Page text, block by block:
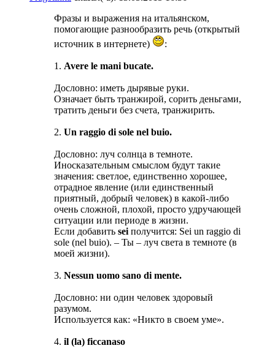
Фразы и выражения на итальянском,
помогающие разнообразить речь (открытый
источник в интернете)
:
1. Avere le mani bucate.
Дословно: иметь дырявые руки.
Означает быть транжирой, сорить деньгами,
тратить деньги без счета, транжирить.
2. Un raggio di sole nel buio.
Дословно: луч солнца в темноте.
Иносказательным смыслом будут такие
значения: светлое, единственно хорошее,
отрадное явление (или единственный
приятный, добрый человек) в какой-либо
очень сложной, плохой, просто удручающей
ситуации или периоде в жизни.
Если добавить sei получится: Sei un raggio di
sole (nel buio). – Ты – луч света в темноте (в
моей жизни).
3. Nessun uomo sano di mente.
Дословно: ни один человек здоровый
разумом.
Используется как: «Никто в своем уме».
4. il (la) ficcanaso